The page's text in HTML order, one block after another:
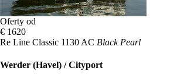
Oferty od
€ 1620
Re Line Classic 1130 AC Black Pearl
Werder (Havel) / Cityport